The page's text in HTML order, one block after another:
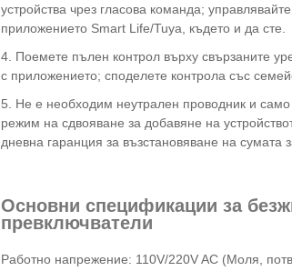
устройства чрез гласова команда;
приложението Smart Life/Tuya, където и да сте.
4. Поемете пълен контрол върху свързаните
с приложението; споделете контрола със
5. Не е необходим неутрален проводник и
режим на сдвояване за добавяне на
дневна гаранция за възстановяване на сумата
Основни спецификации за
превключватели
Работно напрежение: 110V/220V AC (Моля,